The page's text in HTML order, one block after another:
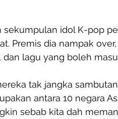
sekumpulan idol K-pop
Premis dia nampak
dan lagu yang boleh
tak jangka
antara 10 negara
sebab kita dah